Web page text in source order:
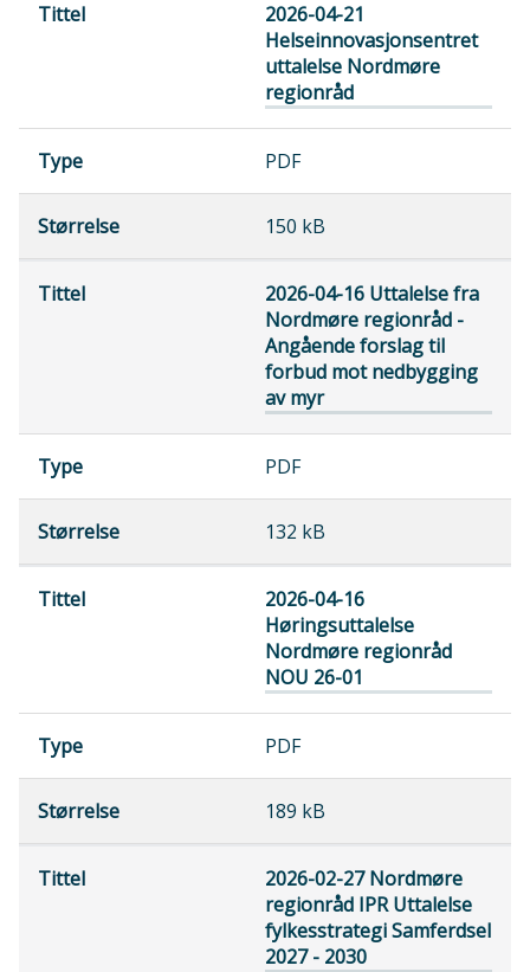
2026-04-21
Helseinnovasjonsentret
uttalelse Nordmøre
regionråd
PDF
150 kB
2026-04-16 Uttalelse fra
Nordmøre regionråd -
Angående forslag til
forbud mot nedbygging
av myr
PDF
132 kB
2026-04-16
Høringsuttalelse
Nordmøre regionråd
NOU 26-01
PDF
189 kB
2026-02-27 Nordmøre
regionråd IPR Uttalelse
fylkesstrategi Samferdsel
2027 - 2030